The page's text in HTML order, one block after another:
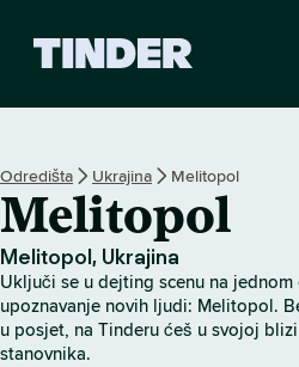
r
n
a
l
o
v
Odredišta Ukrajina Melitopol
Melitopol
Melitopol, Ukrajina
Uključi se u dejting scenu na
upoznavanje novih ljudi: Melitopol.
u posjet, na Tinderu ćeš u svojoj
stanovnika.